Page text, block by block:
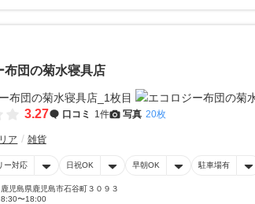
布団の菊水寝具店
3.27 口コミ 1件 写真 20枚
ア 雑貨
ー対応 日祝OK 早朝OK 駐車場有
鹿児島県鹿児島市石谷町３０９３
8:30〜18:00